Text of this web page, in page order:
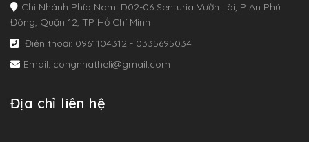
Chi Nhánh Phía Nam: D02-06 Senturia Vườn Lài, P An Phú
Đông, Quận 12, TP Hồ Chí Minh
Điện thoại: 0961104312 - 0335695034
Email: congnhatheli@gmail.com
Địa chỉ liên hệ